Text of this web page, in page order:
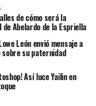
de cómo será la
Abelardo de la Espriella
León envió mensaje a
sobre su paternidad
Así luce Yailin en